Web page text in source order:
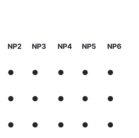
NP2 NP3 NP4 NP5 NP6
● ● ● ● ●
● ● ● ● ●
● ● ● ● ●